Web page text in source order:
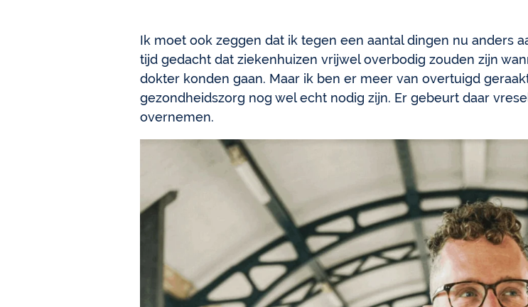
Ik moet ook zeggen dat ik tegen een aantal dingen nu anders
tijd gedacht dat ziekenhuizen vrijwel overbodig zouden zijn
dokter konden gaan. Maar ik ben er meer van overtuigd
gezondheidszorg nog wel echt nodig zijn. Er gebeurt daar
overnemen.